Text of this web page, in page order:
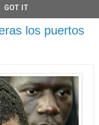
los puertos
GOT IT